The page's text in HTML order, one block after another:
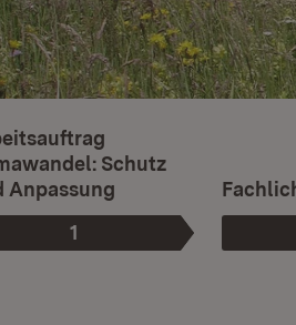
Phase
1
:
Schutz
Anpassung